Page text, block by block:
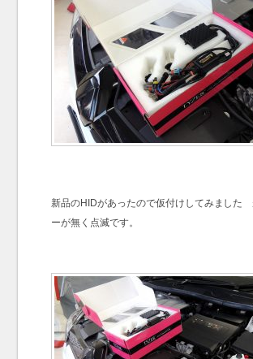
新品のHIDがあったので仮付けしてみました
ーが無く点滅です。